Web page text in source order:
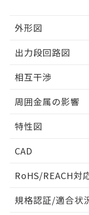
外形図
外形図
出力段回路図
出力段回路図
相互干渉
相互干渉
A: 200mm以上、B:
周囲金属の影響
周囲金属の影響
特性図
検出物体の大きさと材
CAD
ドすることができ
RoHS/REACH対
規格認証/適合状
をご了承
の共同利
用者の範
指します。
EU RoHS指令
51物質の非含
るもので、過
ものではあり
また、RoHS
荷製品に未対
欄に対応日を
既に当社にて
していること
り、2022年1